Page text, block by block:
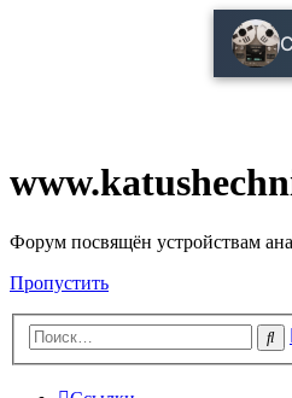
Форум посвящён устройствам
Пропустить